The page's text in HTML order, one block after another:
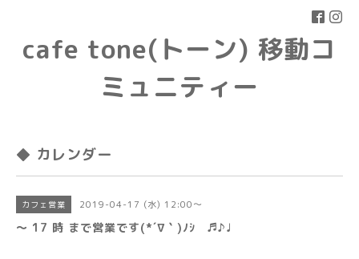
cafe tone(トーン) 移動コ
ミュニティー
◆ カレンダー
カフェ営業 2019-04-17 (水) 12:00～
〜 17 時 まで営業です(*´∇｀)ﾉｼ ♬♪♩